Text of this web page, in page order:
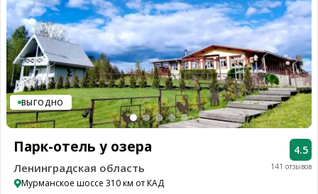
ВЫГОДНО
141 отзывов
4.5
Парк-отель у озера
Ленинградская область
Мурманское шоссе 310 км от КАД